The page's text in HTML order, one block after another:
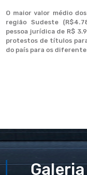
O maior valor médio
região Sudeste
pessoa jurídica de R$
protestos de títulos
do país para os